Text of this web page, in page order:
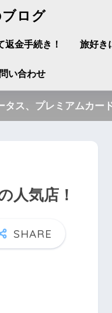
ログ
金手続き！ 旅好き
い合わせ
ス、プレミアムカー
人気店！